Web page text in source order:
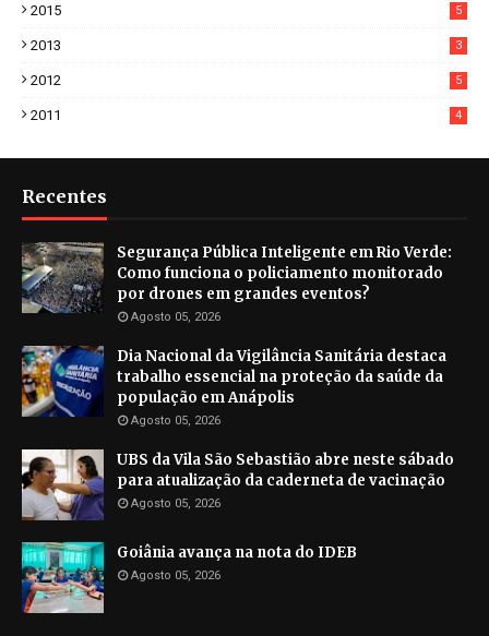
2015 5
2013 3
2012 5
2011 4
Recentes
Segurança Pública Inteligente em Rio Verde:
Como funciona o policiamento monitorado
por drones em grandes eventos?
Agosto 05, 2026
Dia Nacional da Vigilância Sanitária destaca
trabalho essencial na proteção da saúde da
população em Anápolis
Agosto 05, 2026
UBS da Vila São Sebastião abre neste sábado
para atualização da caderneta de vacinação
Agosto 05, 2026
Goiânia avança na nota do IDEB
Agosto 05, 2026